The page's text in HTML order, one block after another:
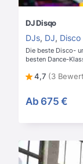
DJ Disqo
DJs, DJ, Disco
Die beste Disco-
besten Dance-
4,7 (3
Ab 675 €